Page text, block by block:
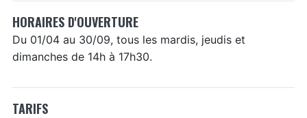
HORAIRES D'OUVERTURE
Du 01/04 au 30/09, tous les mardis, jeudis et
dimanches de 14h à 17h30.
TARIFS